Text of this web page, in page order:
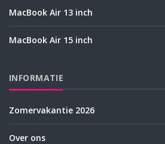
MacBook Air 13 inch
MacBook Air 15 inch
INFORMATIE
Zomervakantie 2026
Over ons